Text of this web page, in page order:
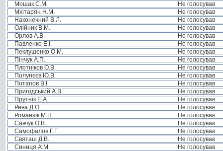
Мошак С.М.
Не голосував
Мхітарян Н.М.
Не голосував
Наконечний В.Л.
Не голосував
Олійник В.М.
Не голосував
Орлов А.В.
Не голосував
Павленко Е.І.
Не голосував
Пеклушенко О.М.
Не голосував
Пінчук А.П.
Не голосував
Плотніков О.В.
Не голосував
Полунєєв Ю.В.
Не голосував
Потапов В.І.
Не голосував
Пригодський А.В.
Не голосував
Прутнік Е.А.
Не голосував
Рева Д.О.
Не голосував
Романюк М.П.
Не голосував
Савчук О.В.
Не голосував
Самофалов Г.Г.
Не голосував
Святаш Д.В.
Не голосував
Синиця А.М.
Не голосував